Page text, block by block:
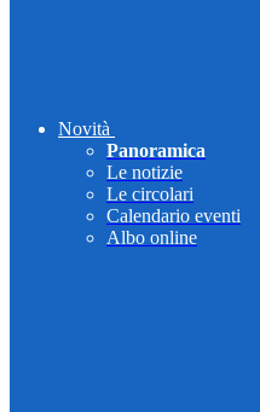
Novità
Panoramica
Le notizie
Le circolari
Calendario eventi
Albo online